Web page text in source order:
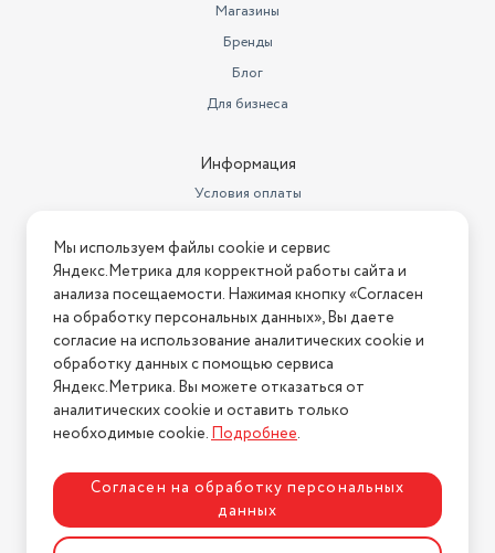
Магазины
Бренды
Блог
Для бизнеса
Информация
Условия оплаты
Условия возврата
Нашли ошибку на сайте? Напишите нам
2026 © Интернет-магазин "АстМаркет". У нас есть всё!
Политика конфиденциальности
Разработка сайтаASTDESIGN
Мы используем файлы cookie и сервис
Яндекс.Метрика для корректной работы сайта и
анализа посещаемости. Нажимая кнопку «Согласен
на обработку персональных данных», Вы даете
согласие на использование аналитических cookie и
обработку данных с помощью сервиса
Яндекс.Метрика. Вы можете отказаться от
аналитических cookie и оставить только
необходимые cookie.Подробнее.
Согласен на обработку персональных
данных